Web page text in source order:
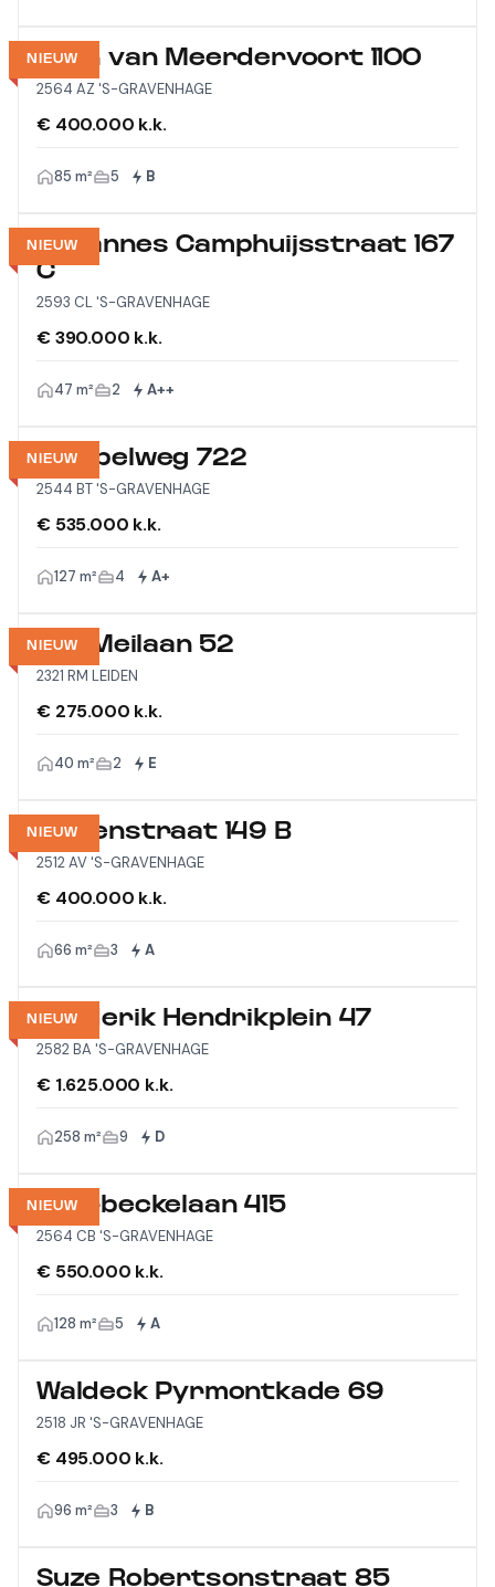
NIEUW
Laan van Meerdervoort 1100
2564 AZ 'S-GRAVENHAGE
€ 400.000 k.k.
85 m² 5 B
NIEUW
Johannes Camphuijsstraat 167
C
2593 CL 'S-GRAVENHAGE
€ 390.000 k.k.
47 m² 2 A++
NIEUW
Meppelweg 722
2544 BT 'S-GRAVENHAGE
€ 535.000 k.k.
127 m² 4 A+
NIEUW
Vijf Meilaan 52
2321 RM LEIDEN
€ 275.000 k.k.
40 m² 2 E
NIEUW
Wagenstraat 149 B
2512 AV 'S-GRAVENHAGE
€ 400.000 k.k.
66 m² 3 A
NIEUW
Frederik Hendrikplein 47
2582 BA 'S-GRAVENHAGE
€ 1.625.000 k.k.
258 m² 9 D
NIEUW
Thorbeckelaan 415
2564 CB 'S-GRAVENHAGE
€ 550.000 k.k.
128 m² 5 A
Waldeck Pyrmontkade 69
2518 JR 'S-GRAVENHAGE
€ 495.000 k.k.
96 m² 3 B
Suze Robertsonstraat 85